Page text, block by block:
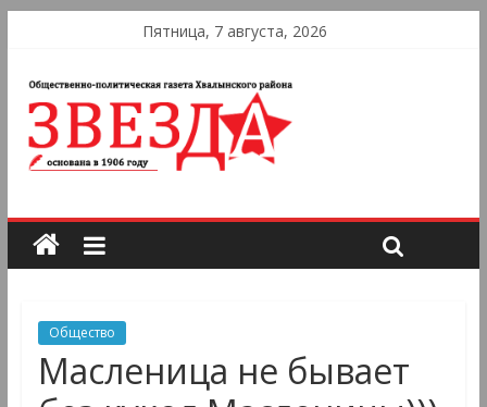
Пятница, 7 августа, 2026
Общество
Масленица не бывает